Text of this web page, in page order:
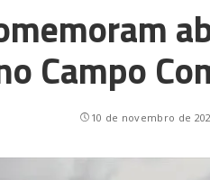
Campo
10 de novembro de